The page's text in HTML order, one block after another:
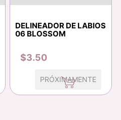
DELINEADOR DE LABIOS
06 BLOSSOM
$3.50
PRÓXIMAMENTE